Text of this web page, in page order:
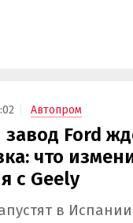
Автопром
Ford
что
с Geely
в